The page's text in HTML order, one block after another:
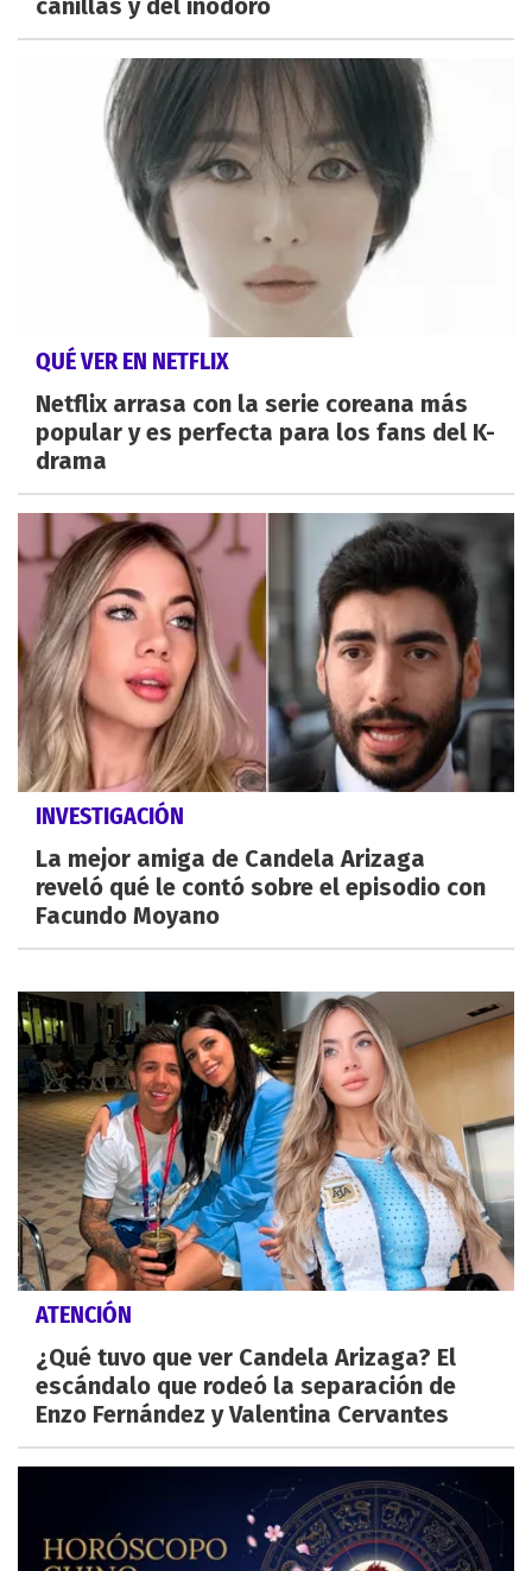
QUÉ VER EN NETFLIX
Netflix arrasa con la serie coreana más
popular y es perfecta para los fans del K-
drama
INVESTIGACIÓN
La mejor amiga de Candela Arizaga
reveló qué le contó sobre el episodio con
Facundo Moyano
ATENCIÓN
¿Qué tuvo que ver Candela Arizaga? El
escándalo que rodeó la separación de
Enzo Fernández y Valentina Cervantes